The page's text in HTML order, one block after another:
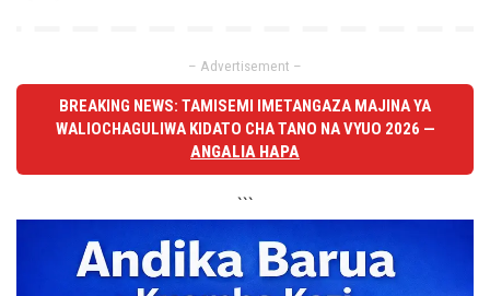
– Advertisement –
BREAKING NEWS: TAMISEMI IMETANGAZA MAJINA YA
WALIOCHAGULIWA KIDATO CHA TANO NA VYUO 2026 —
ANGALIA HAPA
```